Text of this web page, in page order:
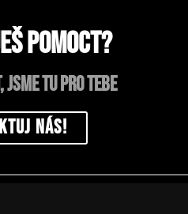
pomoct?
jsme tu pro tebe
nás!